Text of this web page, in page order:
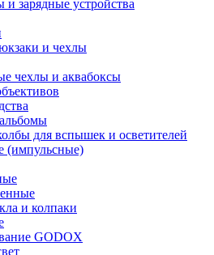
и зарядные устройства
и чехлы
чехлы и аквабоксы
для вспышек и осветителей
(импульсные)
и колпаки
GODOX